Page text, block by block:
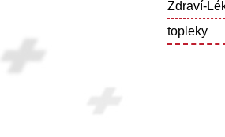
Zdraví-
topleky